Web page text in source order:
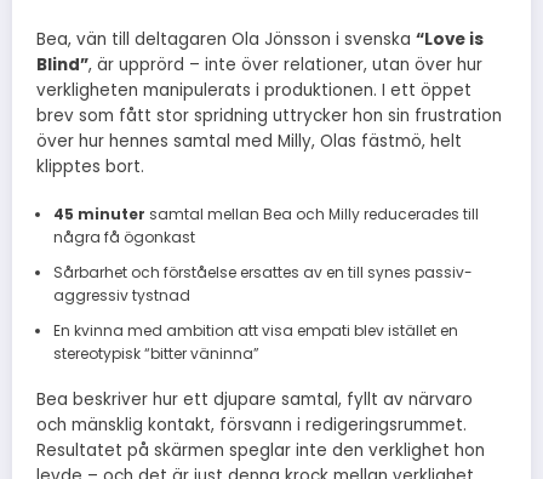
Bea, vän till deltagaren Ola Jönsson i svenska “Love is
Blind”, är upprörd – inte över relationer, utan över hur
verkligheten manipulerats i produktionen. I ett öppet
brev som fått stor spridning uttrycker hon sin frustration
över hur hennes samtal med Milly, Olas fästmö, helt
klipptes bort.
45 minuter samtal mellan Bea och Milly reducerades till
några få ögonkast
Sårbarhet och förståelse ersattes av en till synes passiv-
aggressiv tystnad
En kvinna med ambition att visa empati blev istället en
stereotypisk “bitter väninna”
Bea beskriver hur ett djupare samtal, fyllt av närvaro
och mänsklig kontakt, försvann i redigeringsrummet.
Resultatet på skärmen speglar inte den verklighet hon